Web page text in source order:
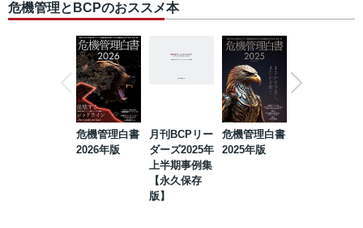
危機管理とBCPのおススメ本
危機管理白書
2026年版
月刊BCPリー
ダーズ2025年
上半期事例集
【永久保存
版】
危機管理白書
2025年版